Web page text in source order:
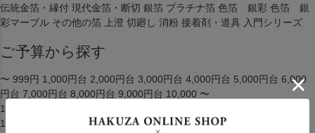
伝統金箔・縁付 現代金箔・断切 銀箔 プラチナ箔 色箔 銀彩 色箔 銀
彩マーブル その他の箔 上澄 切廻し 消粉 接着剤・道具 入門シリーズ
ご予算から探す
〜 999円 1,000円台 2,000円台 3,000円台 4,000円台 5,000円台 6,000
円台 7,000円台 8,000円台 9,000円台 10,000 〜
14,999円
19,999円
20,000円台 30,000円台 40,000円台 50,000円 ～